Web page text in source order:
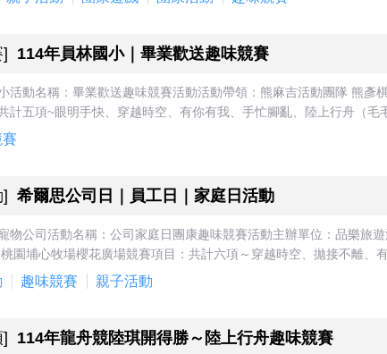
] 114年員林國小｜畢業歡送趣味競賽
活動名稱：畢業歡送趣味競賽活動活動帶領：熊麻吉活動團隊 熊
計五項~眼明手快、穿越時空、有你有我、手忙腳亂、陸上行舟（毛
] 希爾思公司日｜員工日｜家庭日活動
物公司活動名稱：公司家庭日團康趣味競賽活動主辦單位：品樂
園埔心牧場櫻花廣場競賽項目：共計六項～穿越時空、拋接不離、有
趣味競賽 親子活動
] 114年龍舟競陸琪開得勝～陸上行舟趣味競賽